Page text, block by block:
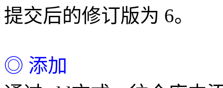
提交后的修订版为 6。
◎ 添加